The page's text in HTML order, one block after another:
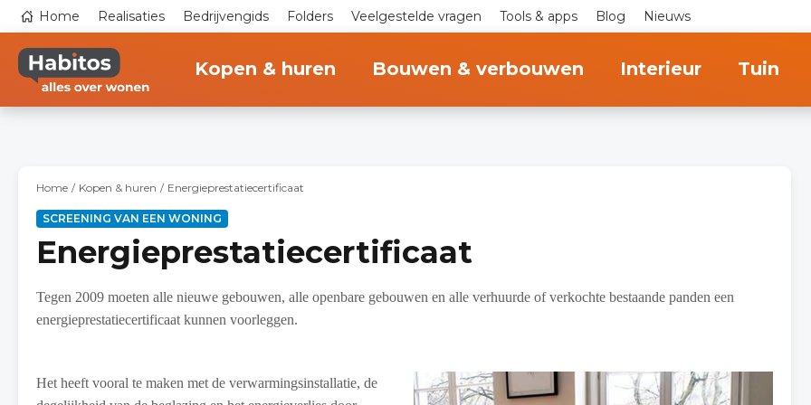
naar
inhoud
gaan
Top
navigation
Home Realisaties Bedrijvengids Folders Veelgestelde vragen Tools & apps Blog Nieuws
Kopen & huren Bouwen & verbouwen Interieur Tuin
Home Kopen & huren Energieprestatiecertificaat
SCREENING VAN EEN WONING
Energieprestatiecertificaat
Tegen 2009 moeten alle nieuwe gebouwen, alle openbare gebouwen en alle verhuurde of verkochte bestaande panden een
energieprestatiecertificaat kunnen voorleggen.
Het heeft vooral te maken met de verwarmingsinstallatie, de